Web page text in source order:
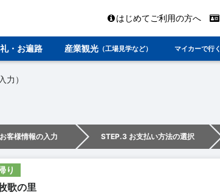
はじめてご利用の方へ
・お遍路 産業観光 （工場見学など） マイカーで行く
力）
客様情報の入力 STEP.3 お支払い方法の選択
り
歌の里